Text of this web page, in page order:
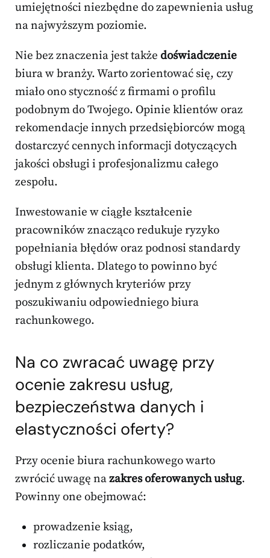
umiejętności niezbędne do zapewnienia usług
na najwyższym poziomie.
Nie bez znaczenia jest także doświadczenie
biura w branży. Warto zorientować się, czy
miało ono styczność z firmami o profilu
podobnym do Twojego. Opinie klientów oraz
rekomendacje innych przedsiębiorców mogą
dostarczyć cennych informacji dotyczących
jakości obsługi i profesjonalizmu całego
zespołu.
Inwestowanie w ciągłe kształcenie
pracowników znacząco redukuje ryzyko
popełniania błędów oraz podnosi standardy
obsługi klienta. Dlatego to powinno być
jednym z głównych kryteriów przy
poszukiwaniu odpowiedniego biura
rachunkowego.
Na co zwracać uwagę przy
ocenie zakresu usług,
bezpieczeństwa danych i
elastyczności oferty?
Przy ocenie biura rachunkowego warto
zwrócić uwagę nazakres oferowanych usług.
Powinny one obejmować:
prowadzenie ksiąg,
rozliczanie podatków,